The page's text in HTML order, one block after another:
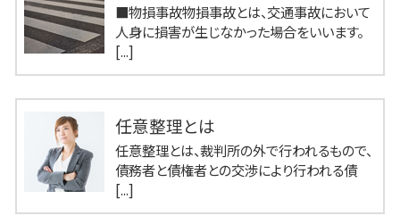
■物損事故物損事故とは、交通事故において
人身に損害が生じなかった場合をいいます。
[...]
任意整理とは
任意整理とは、裁判所の外で行われるもので、
債務者と債権者との交渉により行われる債
[...]